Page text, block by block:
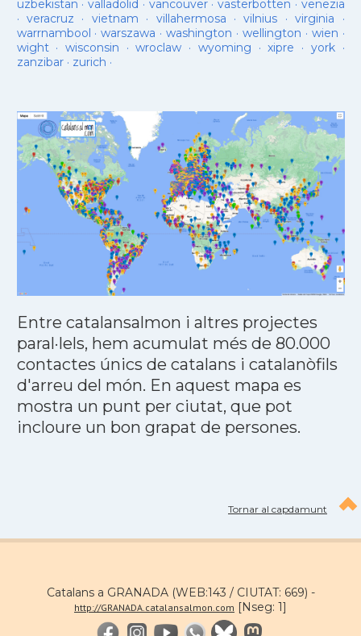
uzbekistan · valladolid · vancouver· vasterbotten · venezia
· veracruz · vietnam · villahermosa ·vilnius ·virginia ·
warrnambool ·warszawa ·washington · wellington · wien ·
wight· wisconsin ·wroclaw · wyoming ·xipre · york·
zanzibar· zurich ·
Entre catalansalmon i altres projectes
paral·lels, hem acumulat més de 80.000
contactes únics de catalans i catalanòfils
d'arreu del món. En aquest mapa es
mostra un punt per ciutat, que pot
incloure un bon grapat de persones.
Tornar al capdamunt
Catalans a GRANADA (WEB:143 / CIUTAT: 669) -
http://GRANADA.catalansalmon.com [Nseg: 1]